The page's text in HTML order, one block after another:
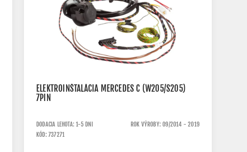
ELEKTROINŠTALÁCIA MERCEDES C (W205/S205)
7PIN
DODACIA LEHOTA: 1-5 DNI
ROK VÝROBY: 09/2014 - 2019
KÓD: 737271